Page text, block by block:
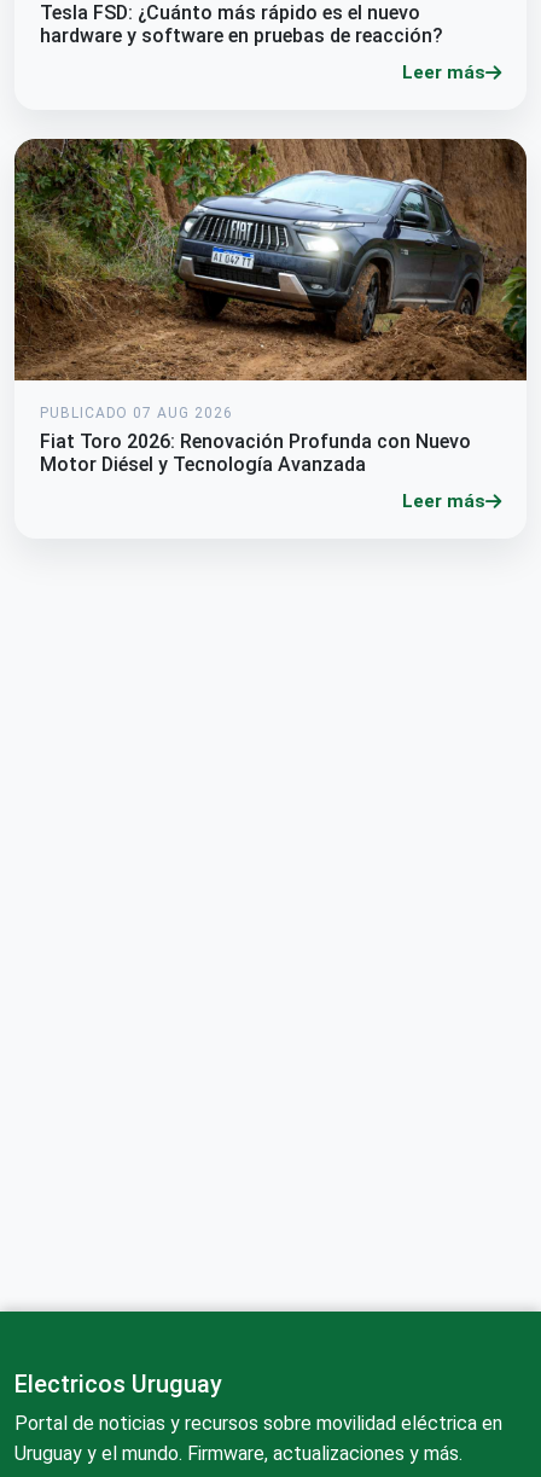
Tesla FSD: ¿Cuánto más rápido es el nuevo
hardware y software en pruebas de reacción?
Leer más
PUBLICADO 07 AUG 2026
Fiat Toro 2026: Renovación Profunda con Nuevo
Motor Diésel y Tecnología Avanzada
Leer más
Electricos Uruguay
Portal de noticias y recursos sobre movilidad eléctrica en
Uruguay y el mundo. Firmware, actualizaciones y más.